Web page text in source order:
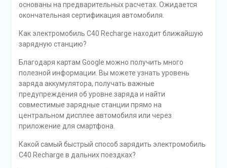
основаны на предварительных расчетах. Ожидается
окончательная сертификация автомобиля.
Как электромобиль C40 Recharge находит ближайшую
зарядную станцию?
Благодаря картам Google можно получить много
полезной информации. Вы можете узнать уровень
заряда аккумулятора, получать важные
предупреждения об уровне заряда и найти
совместимые зарядные станции прямо на
центральном дисплее автомобиля или через
приложение для смартфона.
Какой самый быстрый способ зарядить электромобиль
C40 Recharge в дальних поездках?